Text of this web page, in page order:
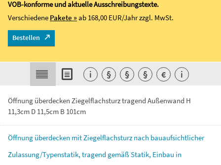
Öffnung überdecken Ziegelflachsturz tragend Außenwand H
11,3cm D 11,5cm B 101cm
Öffnung überdecken mitZiegelflachsturz nach bauaufsichtlicher
Zulassung/Typenstatik, tragend gemäßStatik, Einbau in
VOB-konforme und aktuelle Ausschreibungstexte.
Verschiedene Pakete »ab 168,00 EUR/Jahrzzgl. MwSt.
Bestellen
i § § § € i